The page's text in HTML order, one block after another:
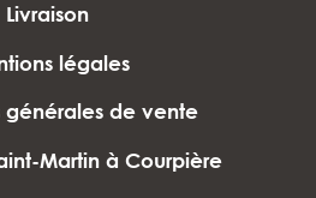
Livraison
légales
générales de vente
Martin à Courpière